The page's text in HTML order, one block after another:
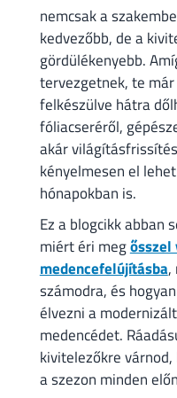
nemcsak a
kedvezőbb, de a
gördülékenyebb.
tervezgetnek, te
felkészülve hátra
fóliacseréről,
akár
kényelmesen el
hónapokban is.
Ez a blogcikk abban
miért éri megősszel
medencefelújításba,
számodra, és
élvezni a
medencédet.
kivitelezőkre
a szezon minden